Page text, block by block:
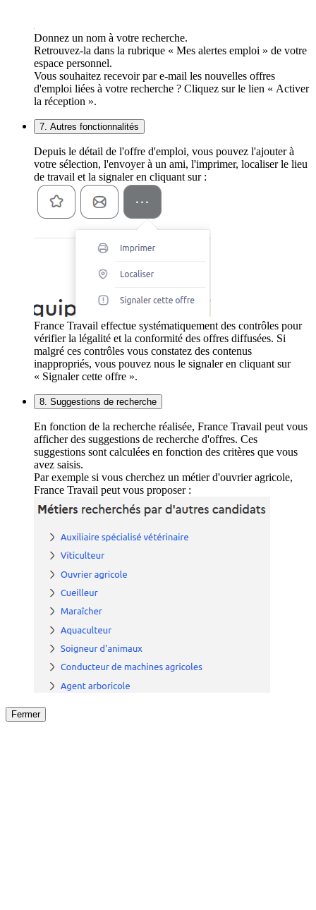
Donnez un nom à votre recherche.
Retrouvez-la dans la rubrique « Mes alertes emploi » de votre
espace personnel.
Vous souhaitez recevoir par e-mail les nouvelles offres
d'emploi liées à votre recherche ? Cliquez sur le lien « Activer
la réception ».
7. Autres fonctionnalités
Depuis le détail de l'offre d'emploi, vous pouvez l'ajouter à
votre sélection, l'envoyer à un ami, l'imprimer, localiser le lieu
de travail et la signaler en cliquant sur :
France Travail effectue systématiquement des contrôles pour
vérifier la légalité et la conformité des offres diffusées. Si
malgré ces contrôles vous constatez des contenus
inappropriés, vous pouvez nous le signaler en cliquant sur
« Signaler cette offre ».
8. Suggestions de recherche
En fonction de la recherche réalisée, France Travail peut vous
afficher des suggestions de recherche d'offres. Ces
suggestions sont calculées en fonction des critères que vous
avez saisis.
Par exemple si vous cherchez un métier d'ouvrier agricole,
France Travail peut vous proposer :
Fermer